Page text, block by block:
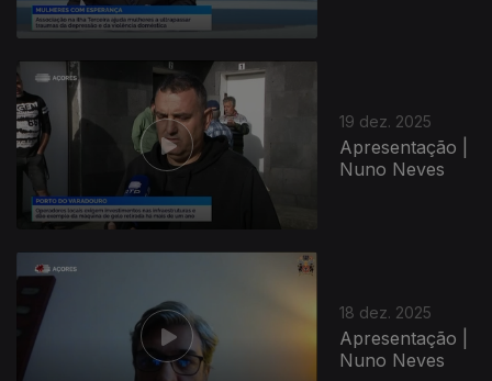
19 dez. 2025
Apresentação |
Nuno Neves
18 dez. 2025
Apresentação |
Nuno Neves